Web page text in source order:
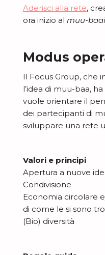
Aderisci alla rete,
ora inizio al muu-
Modus
Il Focus Group, che
l’idea di muu-baa,
vuole orientare il
dei partecipanti di
sviluppare una rete
Valori e principi
Apertura a nuove
Condivisione
Economia circolare
di come le si sono
(Bio) diversità